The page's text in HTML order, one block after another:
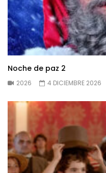
Noche de paz 2
2026 4 DICIEMBRE 2026